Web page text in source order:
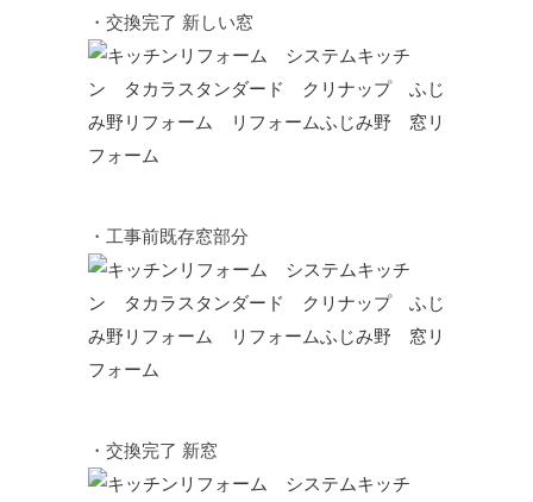
・交換完了 新しい窓
・工事前既存窓部分
・交換完了 新窓